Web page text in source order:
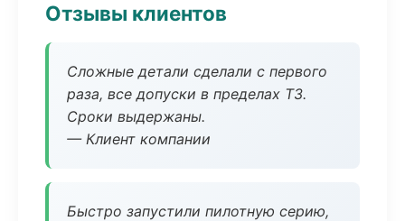
Отзывы клиентов
Сложные детали сделали с первого
раза, все допуски в пределах ТЗ.
Сроки выдержаны.
— Клиент компании
Быстро запустили пилотную серию,